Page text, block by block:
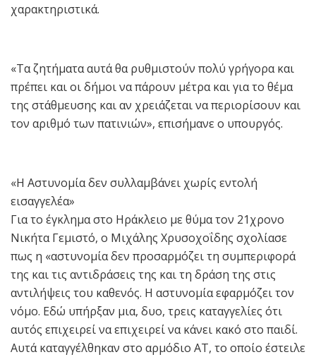
χαρακτηριστικά.
«Τα ζητήματα αυτά θα ρυθμιστούν πολύ γρήγορα και
πρέπει και οι δήμοι να πάρουν μέτρα και για το θέμα
της στάθμευσης και αν χρειάζεται να περιορίσουν και
τον αριθμό των πατινιών», επισήμανε ο υπουργός.
«Η Αστυνομία δεν συλλαμβάνει χωρίς εντολή
εισαγγελέα»
Για το έγκλημα στο Ηράκλειο με θύμα τον 21χρονο
Νικήτα Γεμιστό, ο Μιχάλης Χρυσοχοΐδης σχολίασε
πως η «αστυνομία δεν προσαρμόζει τη συμπεριφορά
της και τις αντιδράσεις της και τη δράση της στις
αντιλήψεις του καθενός. Η αστυνομία εφαρμόζει τον
νόμο. Εδώ υπήρξαν μια, δυο, τρεις καταγγελίες ότι
αυτός επιχειρεί να επιχειρεί να κάνει κακό στο παιδί.
Αυτά καταγγέλθηκαν στο αρμόδιο ΑΤ, το οποίο έστειλε